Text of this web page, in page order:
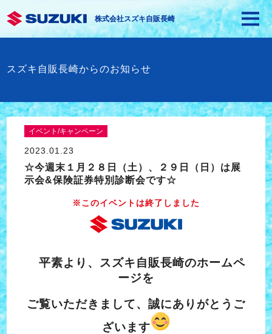
株式会社スズキ自販長崎
スズキ自販長崎からのお知らせ
イベント/キャンペーン
2023.01.23
☆今週末１月２８日（土）、２９日（日）は展
示会&保険証券特別診断会です☆
※このイベントは終了しました
平素より、スズキ自販長崎のホームペ
ージを
ご覧いただきまして、誠にありがとうご
ざいます